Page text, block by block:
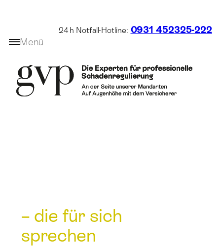
Menü
24 h Notfall-Hotline: 0931 452325-222
– die für sich
sprechen